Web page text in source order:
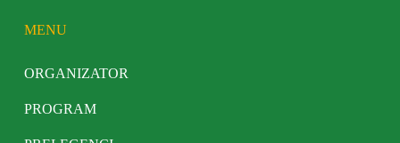
MENU
ORGANIZATOR
PROGRAM